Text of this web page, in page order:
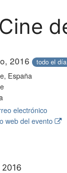
2016 todo el día
España
electrónico
web del evento